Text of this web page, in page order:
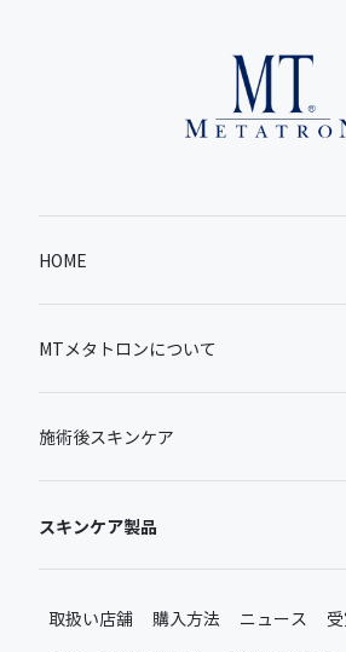
HOME
MTメタトロンについて
施術後スキンケア
スキンケア製品
取扱い店舗 購入方法 ニュース